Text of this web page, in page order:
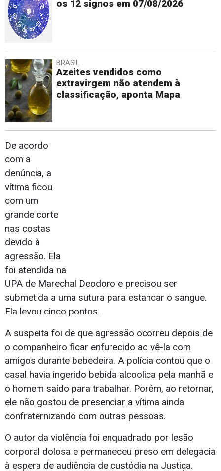
os 12 signos em 07/08/2026
BRASIL
Azeites vendidos como
extravirgem não atendem à
classificação, aponta Mapa
De acordo
com a
denúncia, a
vítima ficou
com um
grande corte
nas costas
devido à
agressão. Ela
foi atendida na
UPA de Marechal Deodoro e precisou ser
submetida a uma sutura para estancar o sangue.
Ela levou cinco pontos.
A suspeita foi de que agressão ocorreu depois de
o companheiro ficar enfurecido ao vê-la com
amigos durante bebedeira. A polícia contou que o
casal havia ingerido bebida alcoolica pela manhã e
o homem saído para trabalhar. Porém, ao retornar,
ele não gostou de presenciar a vítima ainda
confraternizando com outras pessoas.
O autor da violência foi enquadrado por lesão
corporal dolosa e permaneceu preso em delegacia
à espera de audiência de custódia na Justiça.